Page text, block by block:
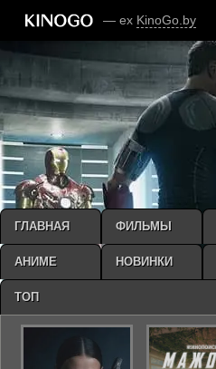
— ex KinoGo.by
ГЛАВНАЯ ФИЛЬМЫ
АНИМЕ НОВИНКИ
ТОП